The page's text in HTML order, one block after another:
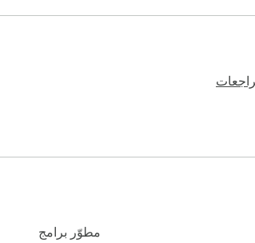
Contact with us at
مطوّر برامج